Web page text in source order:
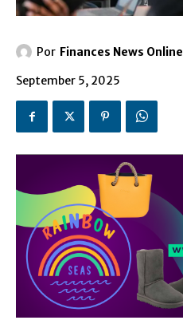
Por Finances News Online
September 5, 2025